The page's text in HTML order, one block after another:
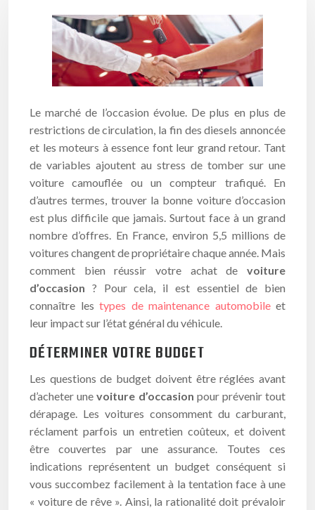
Le marché de l’occasion évolue. De plus en plus de
restrictions de circulation, la fin des diesels annoncée
et les moteurs à essence font leur grand retour. Tant
de variables ajoutent au stress de tomber sur une
voiture camouflée ou un compteur trafiqué. En
d’autres termes, trouver la bonne voiture d’occasion
est plus difficile que jamais. Surtout face à un grand
nombre d’offres. En France, environ 5,5 millions de
voitures changent de propriétaire chaque année. Mais
comment bien réussir votre achat de voiture
d’occasion ? Pour cela, il est essentiel de bien
connaître les types de maintenance automobileet
leur impact sur l’état général du véhicule.
DÉTERMINER VOTRE BUDGET
Les questions de budget doivent être réglées avant
d’acheter unevoiture d’occasion pour prévenir tout
dérapage. Les voitures consomment du carburant,
réclament parfois un entretien coûteux, et doivent
être couvertes par une assurance. Toutes ces
indications représentent un budget conséquent si
vous succombez facilement à la tentation face à une
« voiture de rêve ». Ainsi, la rationalité doit prévaloir